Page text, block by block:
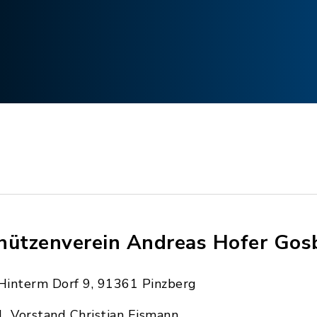
Andreas Hofer
Dorf 9, 91361 Pinzberg